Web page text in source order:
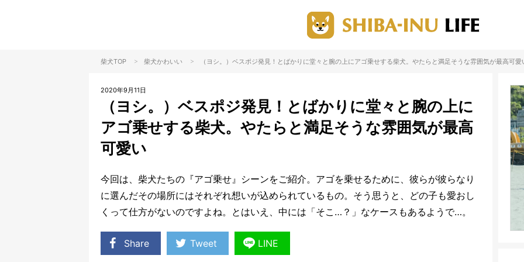
柴犬TOP > 柴犬かわいい > （ヨシ。）ベスポジ発見！とばかりに堂々と腕の上にアゴ乗せする柴犬。やたらと満足そうな雰囲気が最高可愛
2020年9月11日
（ヨシ。）ベスポジ発見！とばかりに堂々と腕の上に
アゴ乗せする柴犬。やたらと満足そうな雰囲気が最高
可愛い
今回は、柴犬たちの『アゴ乗せ』シーンをご紹介。アゴを乗せるために、彼らが彼らなり
に選んだその場所にはそれぞれ想いが込められているもの。そう思うと、どの子も愛おし
くって仕方がないのですよね。とはいえ、中には「そこ…？」なケースもあるようで…。
Share Tweet LINE